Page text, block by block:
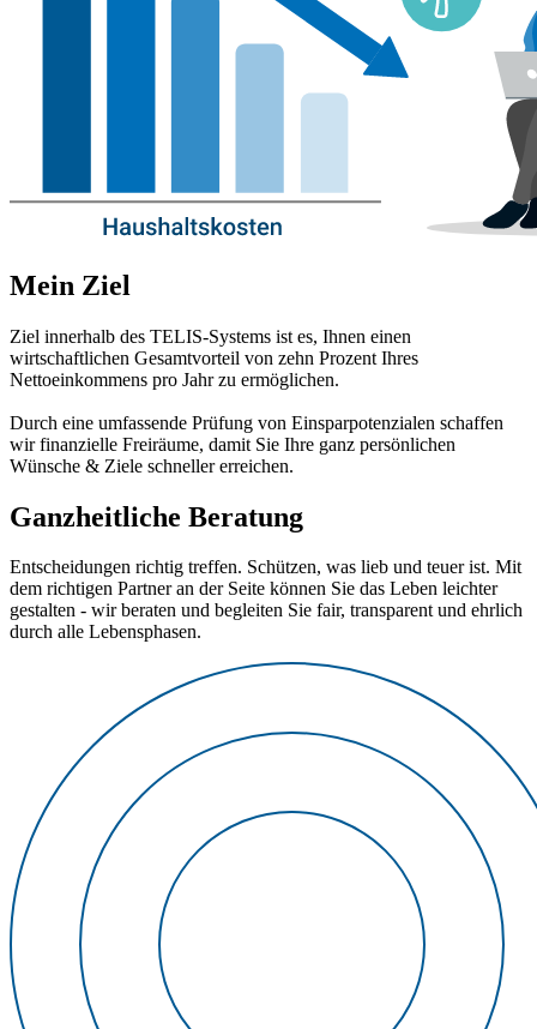
Mein Ziel
Ziel innerhalb des TELIS-Systems ist es, Ihnen einen
wirtschaftlichen Gesamtvorteil von zehn Prozent Ihres
Nettoeinkommens pro Jahr zu ermöglichen.
Durch eine umfassende Prüfung von Einsparpotenzialen schaffen
wir finanzielle Freiräume, damit Sie Ihre ganz persönlichen
Wünsche & Ziele schneller erreichen.
Ganzheitliche Beratung
Entscheidungen richtig treffen. Schützen, was lieb und teuer ist. Mit
dem richtigen Partner an der Seite können Sie das Leben leichter
gestalten - wir beraten und begleiten Sie fair, transparent und ehrlich
durch alle Lebensphasen.